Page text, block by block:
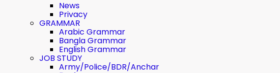
News
Privacy
GRAMMAR
Arabic Grammar
Bangla Grammar
English Grammar
JOB STUDY
Army/Police/BDR/Anchar